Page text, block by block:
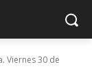
Viernes 30 de